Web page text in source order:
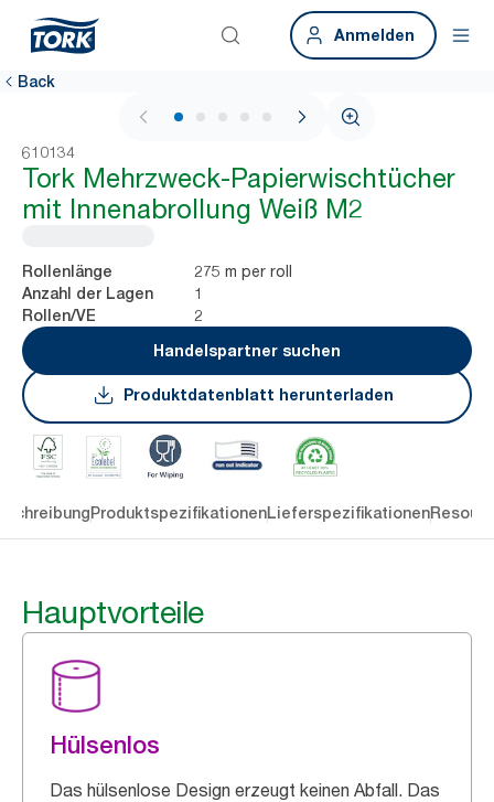
Anmelden
Back
1 / 5
610134
Tork Mehrzweck-Papierwischtücher
mit Innenabrollung Weiß M2
Rollenlänge 275 m per roll
Anzahl der Lagen 1
Rollen/VE
2
Handelspartner suchen
Produktdatenblatt herunterladen
ProduktspezifikationenLieferspezifikationen
Hauptvorteile
Hülsenlos
Das hülsenlose Design erzeugt keinen Abfall. Das